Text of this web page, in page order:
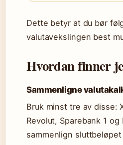
Dette betyr at du bør
valutavekslingen best
Hvordan finner
Sammenligne
Bruk minst tre av disse:
Revolut, Sparebank 1
sammenlign